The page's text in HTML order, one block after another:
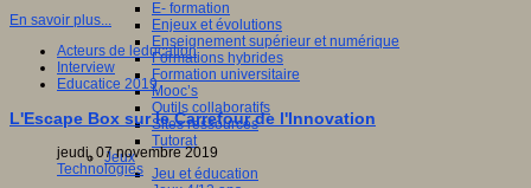
E- formation
Enjeux et évolutions
Enseignement supérieur et numérique
Formations hybrides
Formation universitaire
Mooc’s
Outils collaboratifs
Sites ressources
Tutorat
Jeux
Jeu et éducation
En savoir plus...
Acteurs de leducation
Interview
Educatice 2019
L'Escape Box sur le Carrefour de l'Innovation
jeudi, 07 novembre 2019
Technologies